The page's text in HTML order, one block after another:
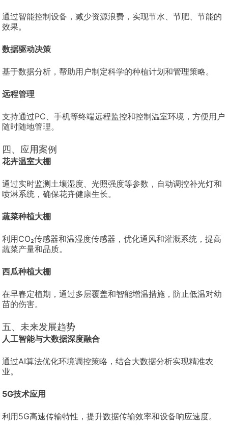
通过智能控制设备，减少资源浪费，实现节水、节肥、节能的
效果。
数据驱动决策
基于数据分析，帮助用户制定科学的种植计划和管理策略。
远程管理
支持通过PC、手机等终端远程监控和控制温室环境，方便用户
随时随地管理。
四、应用案例
花卉温室大棚
通过实时监测土壤湿度、光照强度等参数，自动调控补光灯和
喷淋系统，确保花卉健康生长。
蔬菜种植大棚
利用CO₂传感器和温湿度传感器，优化通风和灌溉系统，提高
蔬菜产量和品质。
西瓜种植大棚
在早春定植期，通过多层覆盖和智能增温措施，防止低温对幼
苗的伤害。
五、未来发展趋势
人工智能与大数据深度融合
通过AI算法优化环境调控策略，结合大数据分析实现精准农
业。
5G技术应用
利用5G高速传输特性，提升数据传输效率和设备响应速度。